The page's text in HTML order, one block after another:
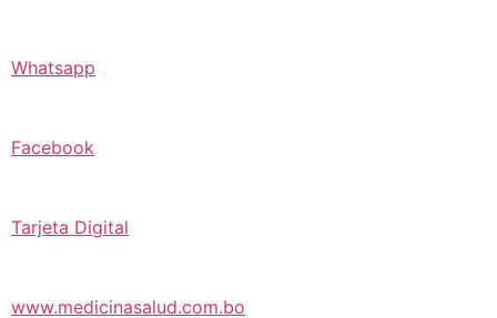
Whatsapp
Facebook
Tarjeta Digital
www.medicinasalud.com.bo